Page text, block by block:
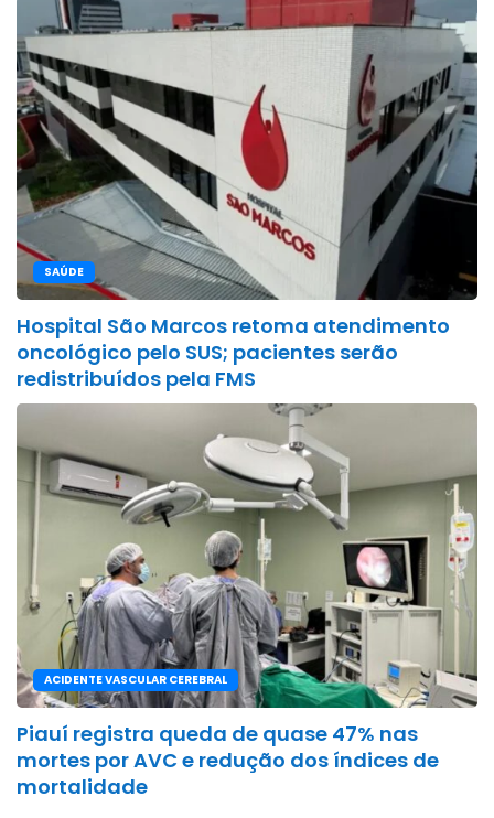
SAÚDE
Hospital São Marcos retoma atendimento
oncológico pelo SUS; pacientes serão
redistribuídos pela FMS
ACIDENTE VASCULAR CEREBRAL
Piauí registra queda de quase 47% nas
mortes por AVC e redução dos índices de
mortalidade